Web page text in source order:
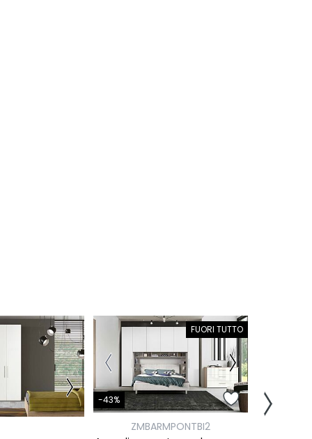
FUORI TUTTO
-43%
ZMBARMPONTBI2